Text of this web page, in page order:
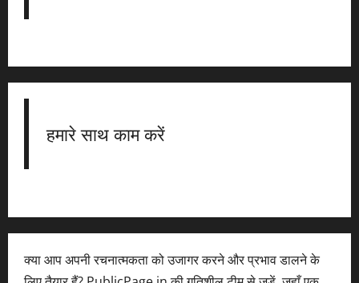
हमारे साथ काम करें
क्या आप अपनी रचनात्मकता को उजागर करने और प्रभाव डालने के